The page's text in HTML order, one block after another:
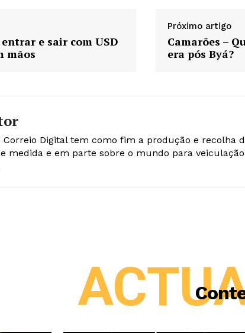
entrar e sair com USD
mãos
Próximo artigo
Camarões –
era pós Byá?
Correio Digital tem como fim a produção e recolha
medida e em parte sobre o mundo para